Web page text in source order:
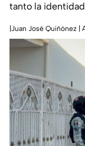
tanto la
|Juan José Quiñónez |